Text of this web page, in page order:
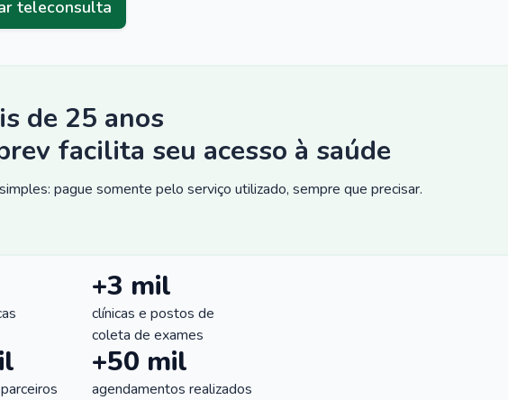
teleconsulta
de 25 anos
facilita seu acesso à saúde
pague somente pelo serviço utilizado, sempre que precisar.
+3 mil
clínicas e postos de
coleta de exames
+50 mil
agendamentos realizados